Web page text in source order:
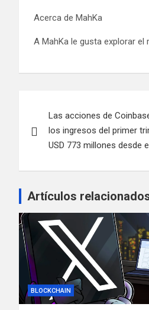
Acerca de MahKa
A MahKa le gusta explorar el
de
entradas
Las acciones de
los ingresos del primer
USD 773 millones desde
Artículos
BLOCKCHAIN